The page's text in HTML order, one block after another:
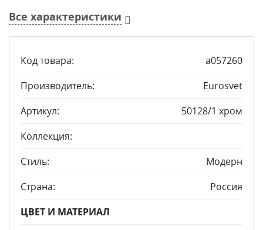
Все характеристики
Код товара:
a057260
Производитель:
Eurosvet
Артикул:
50128/1 хром
Коллекция:
Стиль:
Модерн
Страна:
Россия
ЦВЕТ И МАТЕРИАЛ